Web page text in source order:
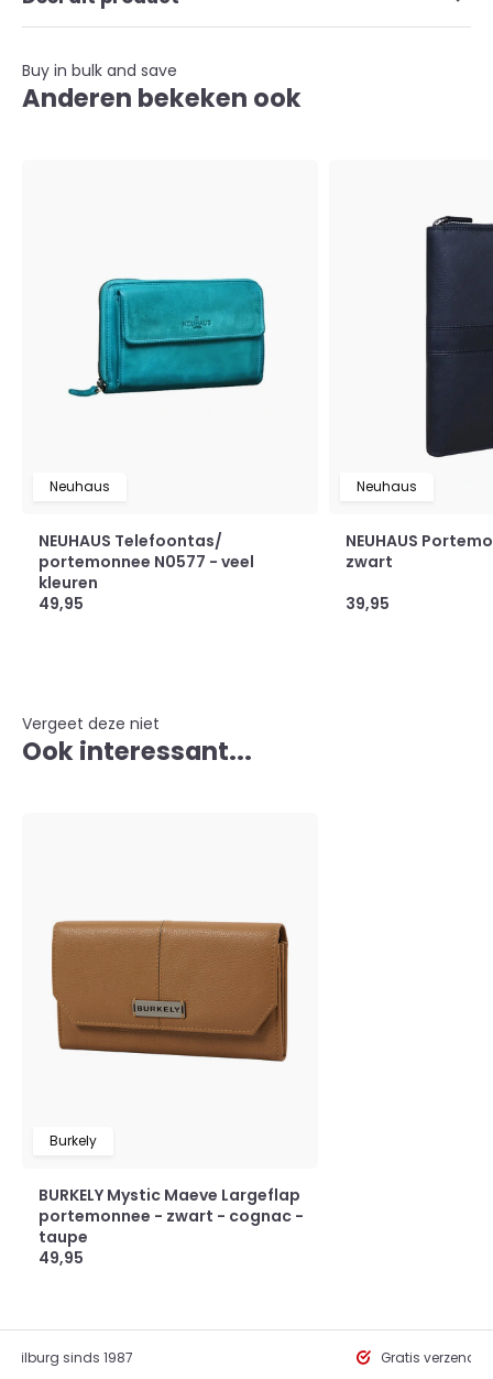
Buy in bulk and save
Anderen bekeken ook
Neuhaus
NEUHAUS Telefoontas/
portemonnee N0577 - veel
kleuren
49,95
Neuhaus
NEUHAUS
zwart
39,95
Vergeet deze niet
Ook interessant...
Burkely
BURKELY Mystic Maeve Largeflap
portemonnee - zwart - cognac -
taupe
49,95
Tilburg sinds 1987 Gratis